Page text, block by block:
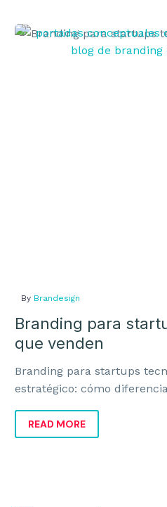
By Brandesign
Branding para
que venden
Branding para startups
estratégico: cómo
READ MORE